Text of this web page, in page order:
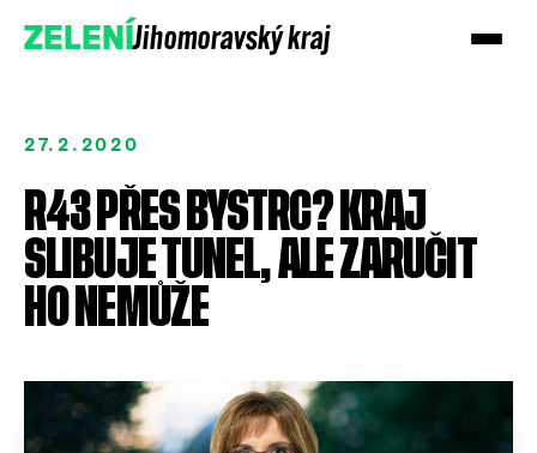
ZELENÍJihomoravský kraj
Přidejte se!
27.2.2020
R43 PŘES BYSTRC? KRAJ
SLIBUJE TUNEL, ALE ZARUČIT
HO NEMŮŽE